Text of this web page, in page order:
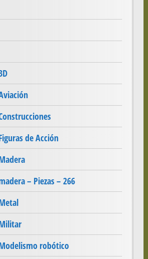
de Acción
– Piezas – 266
robótico